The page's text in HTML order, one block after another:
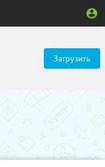
Загрузить